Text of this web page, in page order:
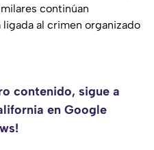
continúan
al crimen organizado
contenido, sigue a
en Google